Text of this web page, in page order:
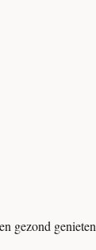
gezond genieten